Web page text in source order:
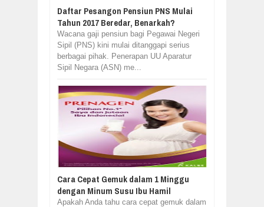
Daftar Pesangon Pensiun PNS Mulai
Tahun 2017 Beredar, Benarkah?
Wacana gaji pensiun bagi Pegawai Negeri
Sipil (PNS) kini mulai ditanggapi serius
berbagai pihak. Penerapan UU Aparatur
Sipil Negara (ASN) me...
Cara Cepat Gemuk dalam 1 Minggu
dengan Minum Susu Ibu Hamil
Apakah Anda tahu cara cepat gemuk dalam